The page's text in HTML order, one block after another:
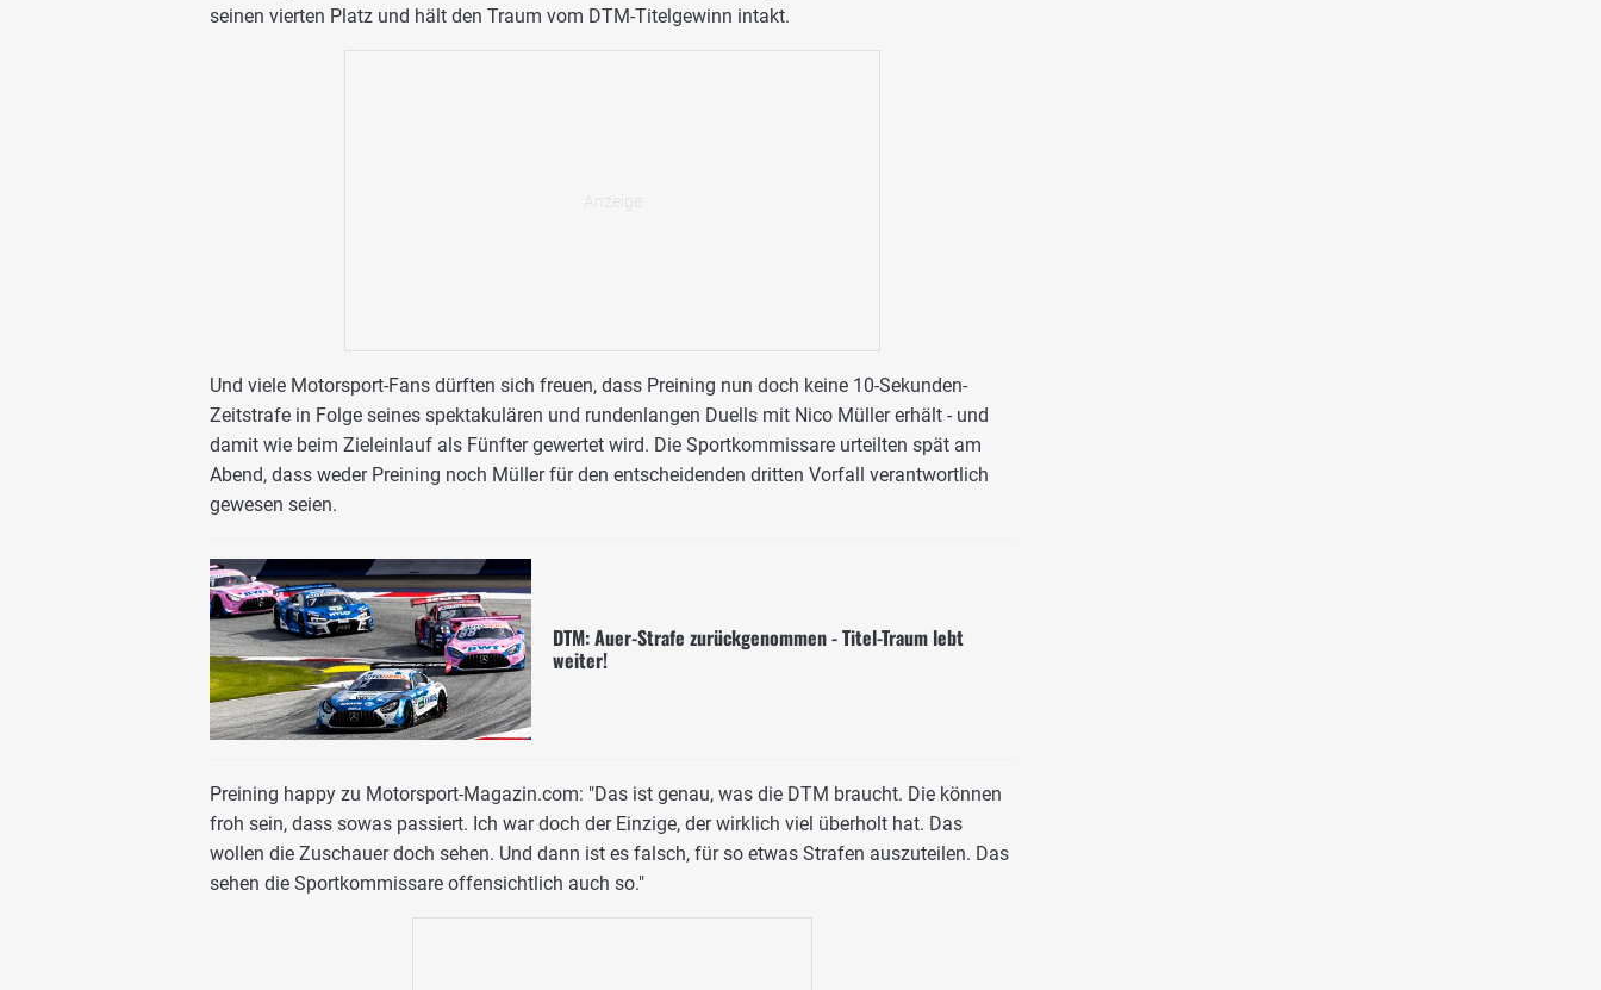
seinen vierten Platz und hält den Traum vom DTM-Titelgewinn intakt.
Und viele Motorsport-Fans dürften sich freuen, dass Preining nun doch keine 10-Sekunden-
Zeitstrafe in Folge seines spektakulären und rundenlangen Duells mit Nico Müller erhält - und
damit wie beim Zieleinlauf als Fünfter gewertet wird. Die Sportkommissare urteilten spät am
Abend, dass weder Preining noch Müller für den entscheidenden dritten Vorfall verantwortlich
gewesen seien.
DTM: Auer-Strafe zurückgenommen - Titel-Traum lebt
weiter!
Preining happy zu Motorsport-Magazin.com: "Das ist genau, was die DTM braucht. Die können
froh sein, dass sowas passiert. Ich war doch der Einzige, der wirklich viel überholt hat. Das
wollen die Zuschauer doch sehen. Und dann ist es falsch, für so etwas Strafen auszuteilen. Das
sehen die Sportkommissare offensichtlich auch so."